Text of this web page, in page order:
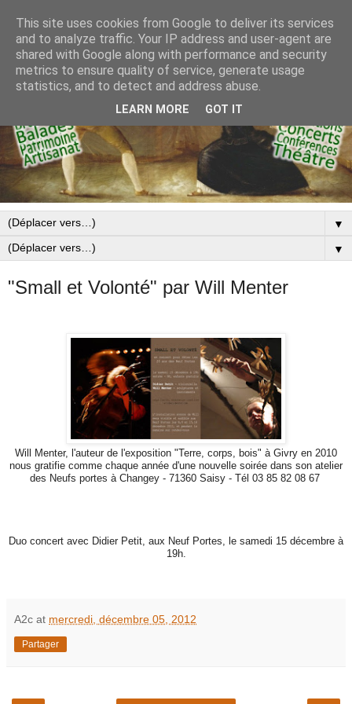
▼
▼
"Small et Volonté" par Will Menter
Will Menter, l'auteur de l'exposition "Terre, corps, bois" à Givry en 2010
nous gratifie comme chaque année d'une nouvelle soirée dans son atelier
des Neufs portes à Changey - 71360 Saisy - Tél 03 85 82 08 67
Duo concert avec Didier Petit, aux Neuf Portes, le samedi 15 décembre à
19h.
A2c at mercredi, décembre 05, 2012
Partager
This site uses cookies from Google to deliver its services
and to analyze traffic. Your IP address and user-agent are
shared with Google along with performance and security
metrics to ensure quality of service, generate usage
statistics, and to detect and address abuse.
LEARN MORE GOT IT